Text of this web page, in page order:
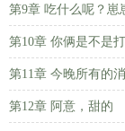
第9章 吃什么呢？崽
第10章 你俩是不是
第11章 今晚所有的
第12章 阿意，甜的